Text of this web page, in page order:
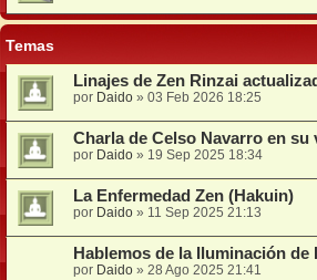
Temas
Linajes de Zen Rinzai
por Daido» 03 Feb 2026 18:25
Charla de Celso Navarro en
por Daido» 19 Sep 2025 18:34
La Enfermedad Zen (Hakuin)
por Daido» 11 Sep 2025 21:13
Hablemos de la Iluminación de
por Daido» 28 Ago 2025 21:41